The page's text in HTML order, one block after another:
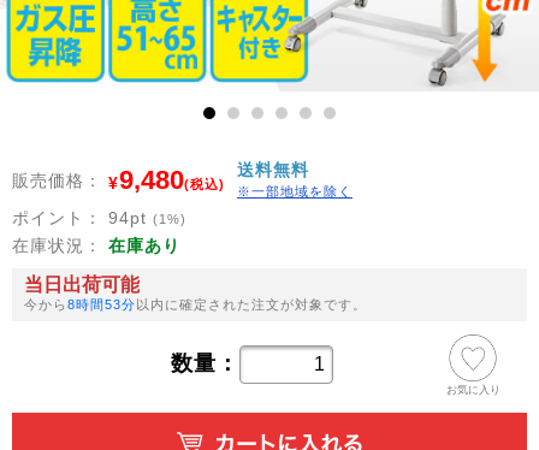
販売価格： ¥9,480(税込)
送料無料
※一部地域を除く
ポイント： 94pt (1%)
在庫状況： 在庫あり
当日出荷可能
今から8時間53分以内に確定された注文が対象です。
数量：
お気に入り